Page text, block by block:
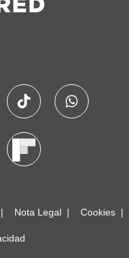
Nota Legal Cookies